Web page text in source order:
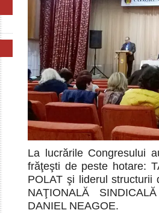
La lucrările Congresului
frăţeşti de peste hotare:
POLAT şi liderul structurii
NAŢIONALĂ
DANIEL NEAGOE.